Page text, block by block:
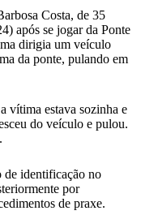
Costa, de 35
após se jogar da Ponte
dirigia um veículo
da ponte, pulando em
vítima estava sozinha e
do veículo e pulou.
de identificação no
por
de praxe.